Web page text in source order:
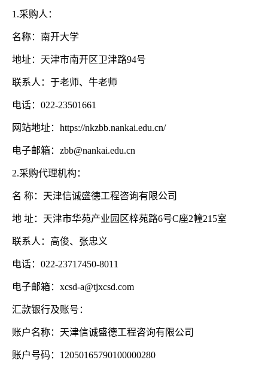
1.采购人：
名称：南开大学
地址：天津市南开区卫津路94号
联系人：于老师、牛老师
电话： 022-23501661
网站地址： https://nkzbb.nankai.edu.cn/
电子邮箱： zbb@nankai.edu.cn
2.采购代理机构：
名 称：天津信诚盛德工程咨询有限公司
地 址：天津市华苑产业园区梓苑路6号C座2幢215室
联系人：高俊、张忠义
电话： 022-23717450-8011
电子邮箱： xcsd-a@tjxcsd.com
汇款银行及账号：
账户名称：天津信诚盛德工程咨询有限公司
账户号码： 12050165790100000280